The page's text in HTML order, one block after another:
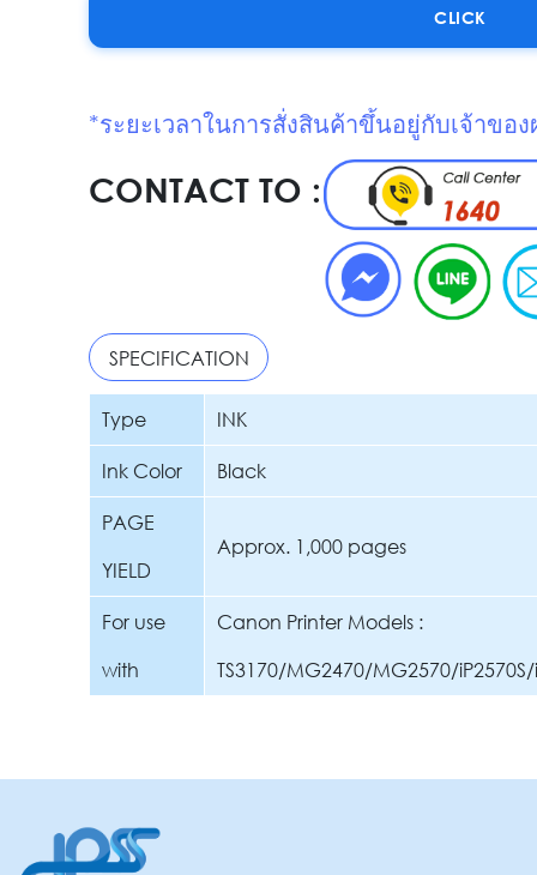
CLICK
*ระยะเวลาในการสั่งสินค้าขึ้นอยู่กับเจ้าข
CONTACT TO :
SPECIFICATION
Type INK
Ink Color Black
PAGE
YIELD
Approx. 1,000 pages
For use
with
Canon Printer Models :
TS3170/MG2470/MG2570/iP2570S/